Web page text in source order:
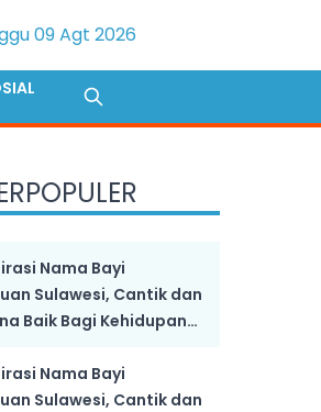
09 Agt 2026
Nama Bayi
Sulawesi, Cantik dan
Baik Bagi Kehidupan
Nama Bayi
Sulawesi, Cantik dan